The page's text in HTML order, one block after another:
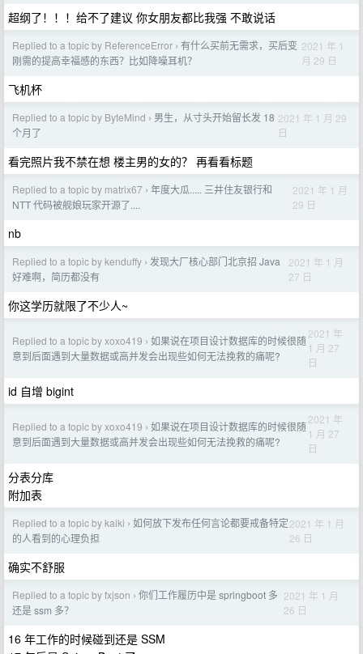
超纲了！！！给不了建议 你女朋友都比我强 不敢说话
Replied to a topic by ReferenceError › 有什么买前无需求，买后变
刚需的提高幸福感的东西？比如降噪耳机？
2021 年 1
月 29 日
飞机杯
Replied to a topic by ByteMind › 男生，从寸头开始留长发 18
个月了
2021 年 1 月 29
日
看完照片我不禁在想 楼主男的女的？ 再看看标题
Replied to a topic by matrix67 › 年度大瓜..... 三井住友银行和
NTT 代码被舰娘玩家开源了....
2021 年 1 月
29 日
nb
Replied to a topic by kenduffy › 发现大厂核心部门北京招 Java
好难啊，简历都没有
2021 年 1 月
27 日
你这学历就限了不少人~
Replied to a topic by xoxo419 › 如果说在项目设计数据库的时候很随
意到后面遇到大量数据或高并发会出现些如何无法挽救的痛呢?
2021 年
1 月 27
日
id 自增 bigint
Replied to a topic by xoxo419 › 如果说在项目设计数据库的时候很随
意到后面遇到大量数据或高并发会出现些如何无法挽救的痛呢?
2021 年
1 月 27
日
分表分库
附加表
Replied to a topic by kaiki › 如何放下发布任何言论都要戒备特定
的人看到的心理负担
2021 年 1 月
26 日
确实不舒服
Replied to a topic by fxjson › 你们工作履历中是 springboot 多
还是 ssm 多？
2021 年 1 月
26 日
16 年工作的时候碰到还是 SSM